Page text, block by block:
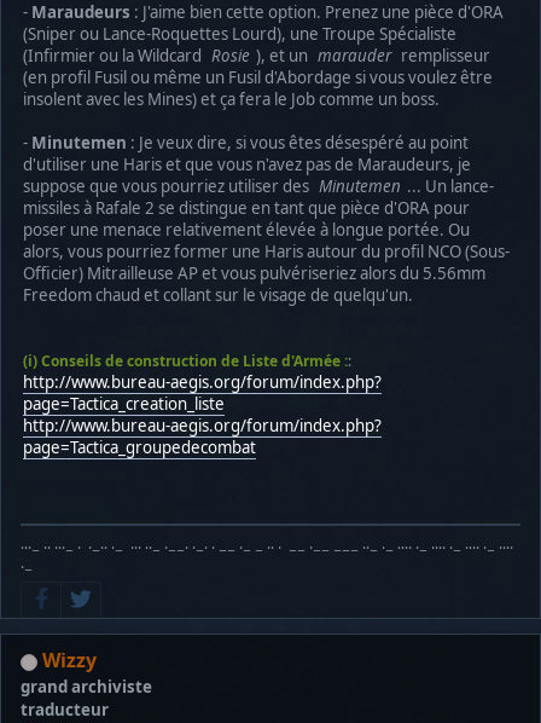
- Maraudeurs : J'aime bien cette option. Prenez une pièce d'ORA
(Sniper ou Lance-Roquettes Lourd), une Troupe Spécialiste
(Infirmier ou la Wildcard Rosie ), et un marauder remplisseur
(en profil Fusil ou même un Fusil d'Abordage si vous voulez être
insolent avec les Mines) et ça fera le Job comme un boss.
- Minutemen : Je veux dire, si vous êtes désespéré au point
d'utiliser une Haris et que vous n'avez pas de Maraudeurs, je
suppose que vous pourriez utiliser des Minutemen ... Un lance-
missiles à Rafale 2 se distingue en tant que pièce d'ORA pour
poser une menace relativement élevée à longue portée. Ou
alors, vous pourriez former une Haris autour du profil NCO (Sous-
Officier) Mitrailleuse AP et vous pulvériseriez alors du 5.56mm
Freedom chaud et collant sur le visage de quelqu'un.
(i) Conseils de construction de Liste d'Armée ::
http://www.bureau-aegis.org/forum/index.php?
page=Tactica_creation_liste
http://www.bureau-aegis.org/forum/index.php?
page=Tactica_groupedecombat
···− ·· ···− · ·−·· ·− ··· ··− ·−−· ·−· · −− ·− − ·· · −− ·−− −−− ··− ·− ···· ·− ···· ·− ···· ·− ····
·−
Wizzy
grand archiviste
traducteur